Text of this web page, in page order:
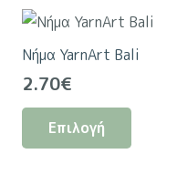
Νήμα YarnArt Bali
2.70€
Επιλογή